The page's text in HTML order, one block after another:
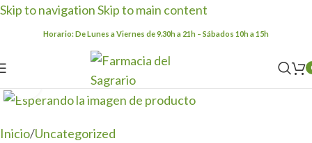
Skip to navigationSkip to main content
Horario: De Lunes a Viernes de 9.30h a 21h – Sábados 10h a 15h
Clic para ampliar
Inicio/Uncategorized